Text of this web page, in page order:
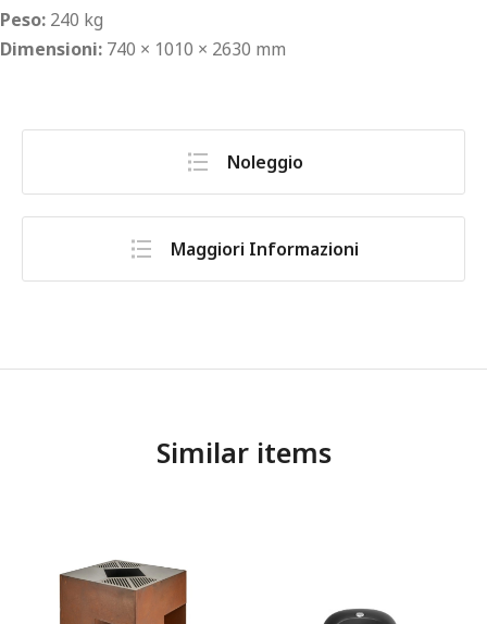
Peso: 240 kg
Dimensioni: 740 × 1010 × 2630 mm
Noleggio
Maggiori Informazioni
Similar items